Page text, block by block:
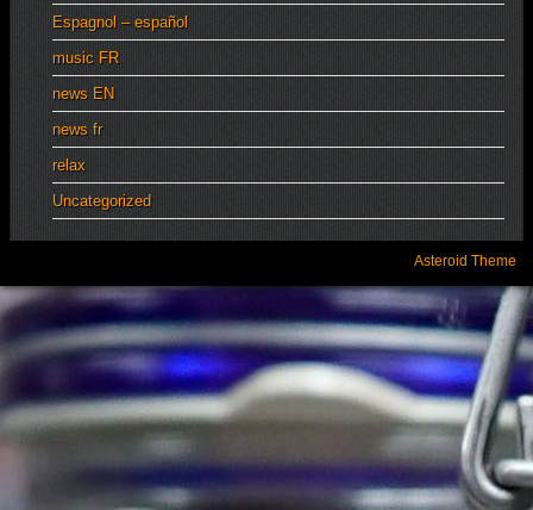
Espagnol – español
music FR
news EN
news fr
relax
Uncategorized
Asteroid Theme